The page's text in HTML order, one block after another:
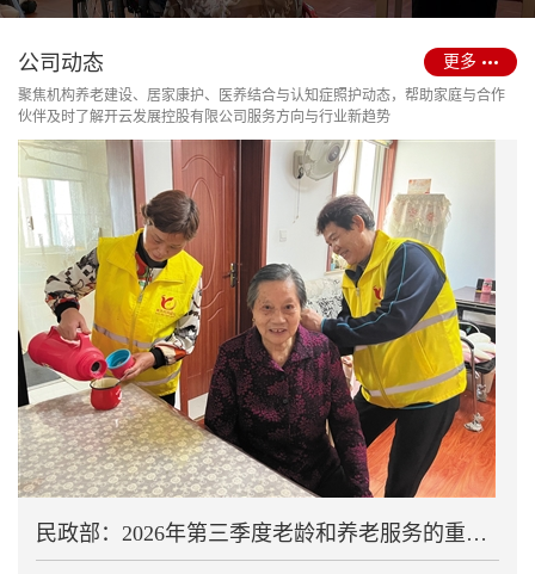
公司动态
聚焦机构养老建设、居家康护、医养结合与认知症照护动态，帮助家庭与合作
伙伴及时了解开云发展控股有限公司服务方向与行业新趋势
更多
民政部：2026年第三季度老龄和养老服务的重点工作